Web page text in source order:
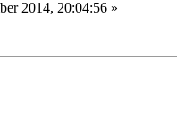
2014, 20:04:56 »